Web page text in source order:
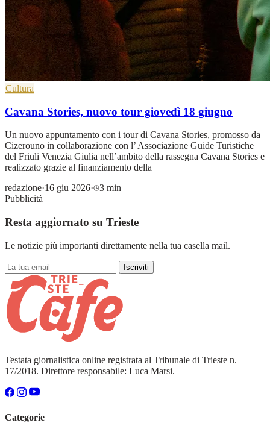
Cultura
Cavana Stories, nuovo tour giovedì 18 giugno
Un nuovo appuntamento con i tour di Cavana Stories, promosso da
Cizerouno in collaborazione con l’ Associazione Guide Turistiche
del Friuli Venezia Giulia nell’ambito della rassegna Cavana Stories e
realizzato grazie al finanziamento della
redazione·16 giu 2026·
3 min
Pubblicità
Resta aggiornato su Trieste
Le notizie più importanti direttamente nella tua casella mail.
Iscriviti
Testata giornalistica online registrata al Tribunale di Trieste n.
17/2018. Direttore responsabile: Luca Marsi.
Categorie